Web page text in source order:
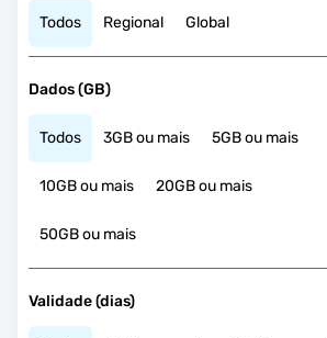
Todos Regional Global
Dados (GB)
Todos 3GB ou mais 5GB ou mais
10GB ou mais 20GB ou mais
50GB ou mais
Validade (dias)